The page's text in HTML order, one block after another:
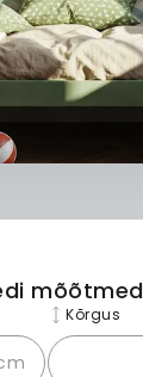
mõõtmed
Kõrgus